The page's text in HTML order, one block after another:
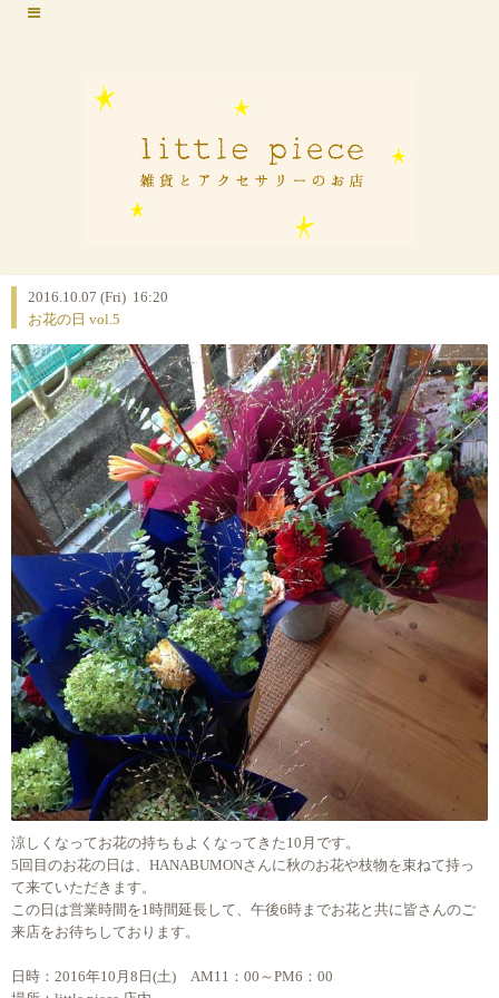
2016.10.07 (Fri) 16:20
お花の日 vol.5
涼しくなってお花の持ちもよくなってきた10月です。
5回目のお花の日は、HANABUMONさんに秋のお花や枝物を束ねて持っ
て来ていただきます。
この日は営業時間を1時間延長して、午後6時までお花と共に皆さんのご
来店をお待ちしております。
日時：2016年10月8日(土) AM11：00～PM6：00